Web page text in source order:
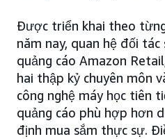
Được triển khai theo
năm nay, quan hệ đối tác
quảng cáo Amazon
hai thập kỷ chuyên môn
công nghệ máy học tiên
quảng cáo phù hợp hơn
định mua sắm thực sự.